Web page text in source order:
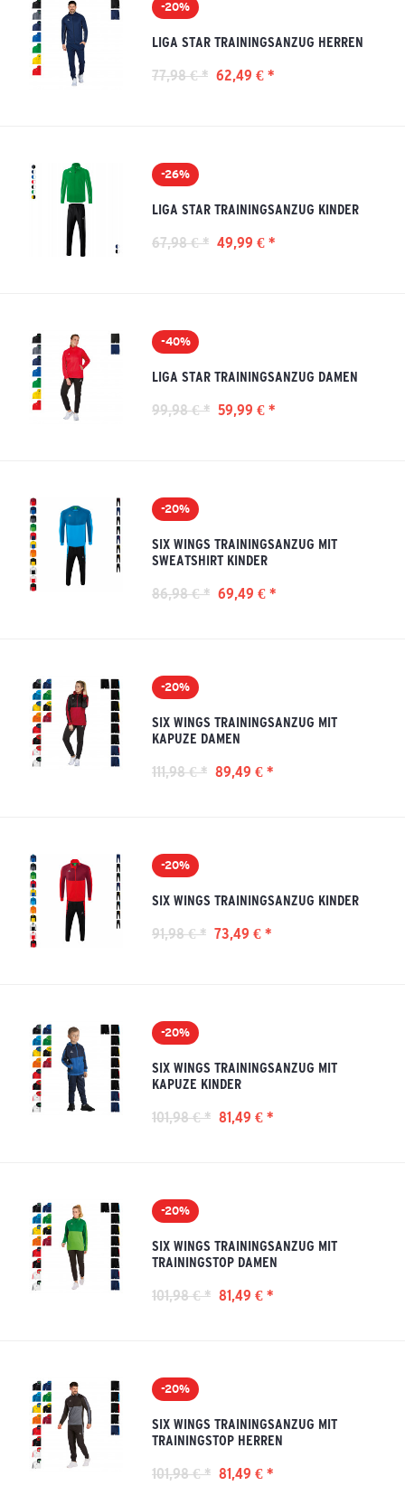
-20%
LIGA STAR TRAININGSANZUG HERREN
77,98 € * 62,49 € *
-26%
LIGA STAR TRAININGSANZUG KINDER
67,98 € * 49,99 € *
-40%
LIGA STAR TRAININGSANZUG DAMEN
99,98 € * 59,99 € *
-20%
SIX WINGS TRAININGSANZUG MIT
SWEATSHIRT KINDER
86,98 € * 69,49 € *
-20%
SIX WINGS TRAININGSANZUG MIT
KAPUZE DAMEN
111,98 € * 89,49 € *
-20%
SIX WINGS TRAININGSANZUG KINDER
91,98 € * 73,49 € *
-20%
SIX WINGS TRAININGSANZUG MIT
KAPUZE KINDER
101,98 € * 81,49 € *
-20%
SIX WINGS TRAININGSANZUG MIT
TRAININGSTOP DAMEN
101,98 € * 81,49 € *
-20%
SIX WINGS TRAININGSANZUG MIT
TRAININGSTOP HERREN
101,98 € * 81,49 € *